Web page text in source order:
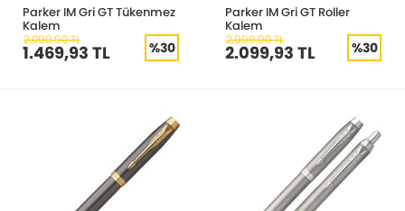
Parker IM Gri GT Tükenmez
Kalem
2.099,90 TL
1.469,93 TL %30
Parker IM Gri GT Roller
Kalem
2.999,90 TL
2.099,93 TL %30